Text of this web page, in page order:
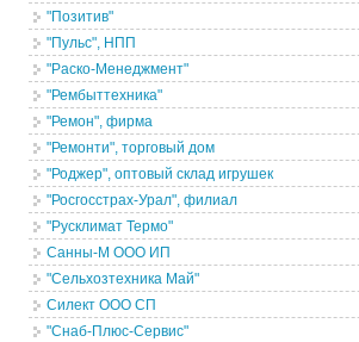
"Позитив"
"Пульс", НПП
"Раско-Менеджмент"
"Рембыттехника"
"Ремон", фирма
"Ремонти", торговый дом
"Роджер", оптовый склад игрушек
"Росгосстрах-Урал", филиал
"Русклимат Термо"
Санны-М ООО ИП
"Сельхозтехника Май"
Силект ООО СП
"Снаб-Плюс-Сервис"